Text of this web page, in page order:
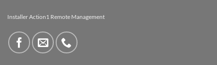
Installer Action1 Remote Management